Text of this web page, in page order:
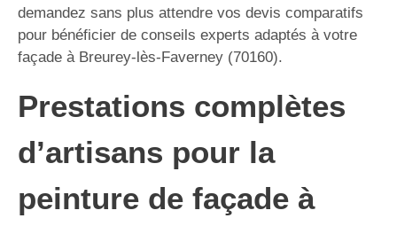
demandez sans plus attendre vos devis comparatifs
pour bénéficier de conseils experts adaptés à votre
façade à Breurey-lès-Faverney (70160).
Prestations complètes
d’artisans pour la
peinture de façade à